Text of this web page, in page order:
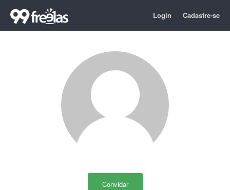
Login Cadastre-se
Convidar